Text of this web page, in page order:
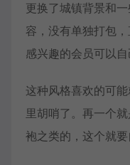
更换了城镇背景和
容，没有单独打包
感兴趣的会员可以自
这种风格喜欢的可
里胡哨了。再一个
袍之类的，这个就要